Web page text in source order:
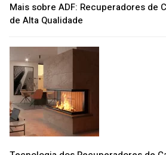
Mais sobre ADF: Recuperadores de
de Alta Qualidade